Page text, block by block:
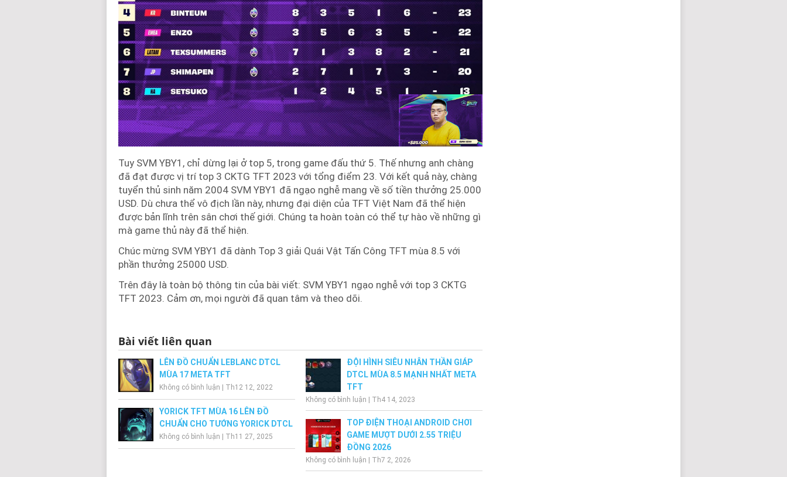
Tuy SVM YBY1, chỉ dừng lại ở top 5, trong game đấu thứ 5. Thế nhưng anh chàng
đã đạt được vị trí top 3 CKTG TFT 2023 với tổng điểm 23. Với kết quả này, chàng
tuyển thủ sinh năm 2004 SVM YBY1 đã ngạo nghễ mang về số tiền thưởng 25.000
USD. Dù chưa thể vô địch lần này, nhưng đại diện của TFT Việt Nam đã thể hiện
được bản lĩnh trên sân chơi thế giới. Chúng ta hoàn toàn có thể tự hào về những gì
mà game thủ này đã thể hiện.
Chúc mừng SVM YBY1 đã dành Top 3 giải Quái Vật Tấn Công TFT mùa 8.5 với
phần thưởng 25000 USD.
Trên đây là toàn bộ thông tin của bài viết: SVM YBY1 ngạo nghễ với top 3 CKTG
TFT 2023. Cảm ơn, mọi người đã quan tâm và theo dõi.
Bài viết liên quan
LÊN ĐỒ CHUẨN LEBLANC DTCL
MÙA 17 META TFT
Không có bình luận Th12 12, 2022
ĐỘI HÌNH SIÊU NHÂN THẦN GIÁP
DTCL MÙA 8.5 MẠNH NHẤT META
TFT
Không có bình luận Th4 14, 2023
YORICK TFT MÙA 16 LÊN ĐỒ
CHUẨN CHO TƯỚNG YORICK DTCL
Không có bình luận Th11 27, 2025
TOP ĐIỆN THOẠI ANDROID CHƠI
GAME MƯỢT DƯỚI 2.55 TRIỆU
ĐỒNG 2026
Không có bình luận Th7 2, 2026